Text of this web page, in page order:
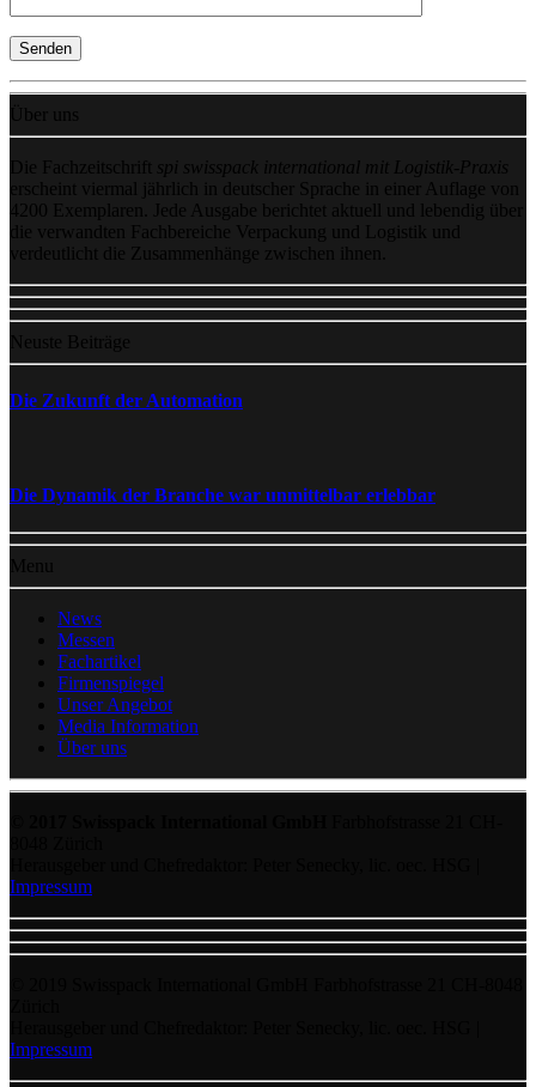
Über uns
Die Fachzeitschrift
spi swisspack international mit Logistik-Praxis
erscheint viermal jährlich in deutscher Sprache in einer Auflage von
4200 Exemplaren. Jede Ausgabe berichtet aktuell und lebendig über
die verwandten Fachbereiche Verpackung und Logistik und
verdeutlicht die Zusammenhänge zwischen ihnen.
Neuste Beiträge
Die Zukunft der Automation
Die Dynamik der Branche war unmittelbar erlebbar
Menu
News
Messen
Fachartikel
Firmenspiegel
Unser Angebot
Media Information
Über uns
Impressum
Impressum